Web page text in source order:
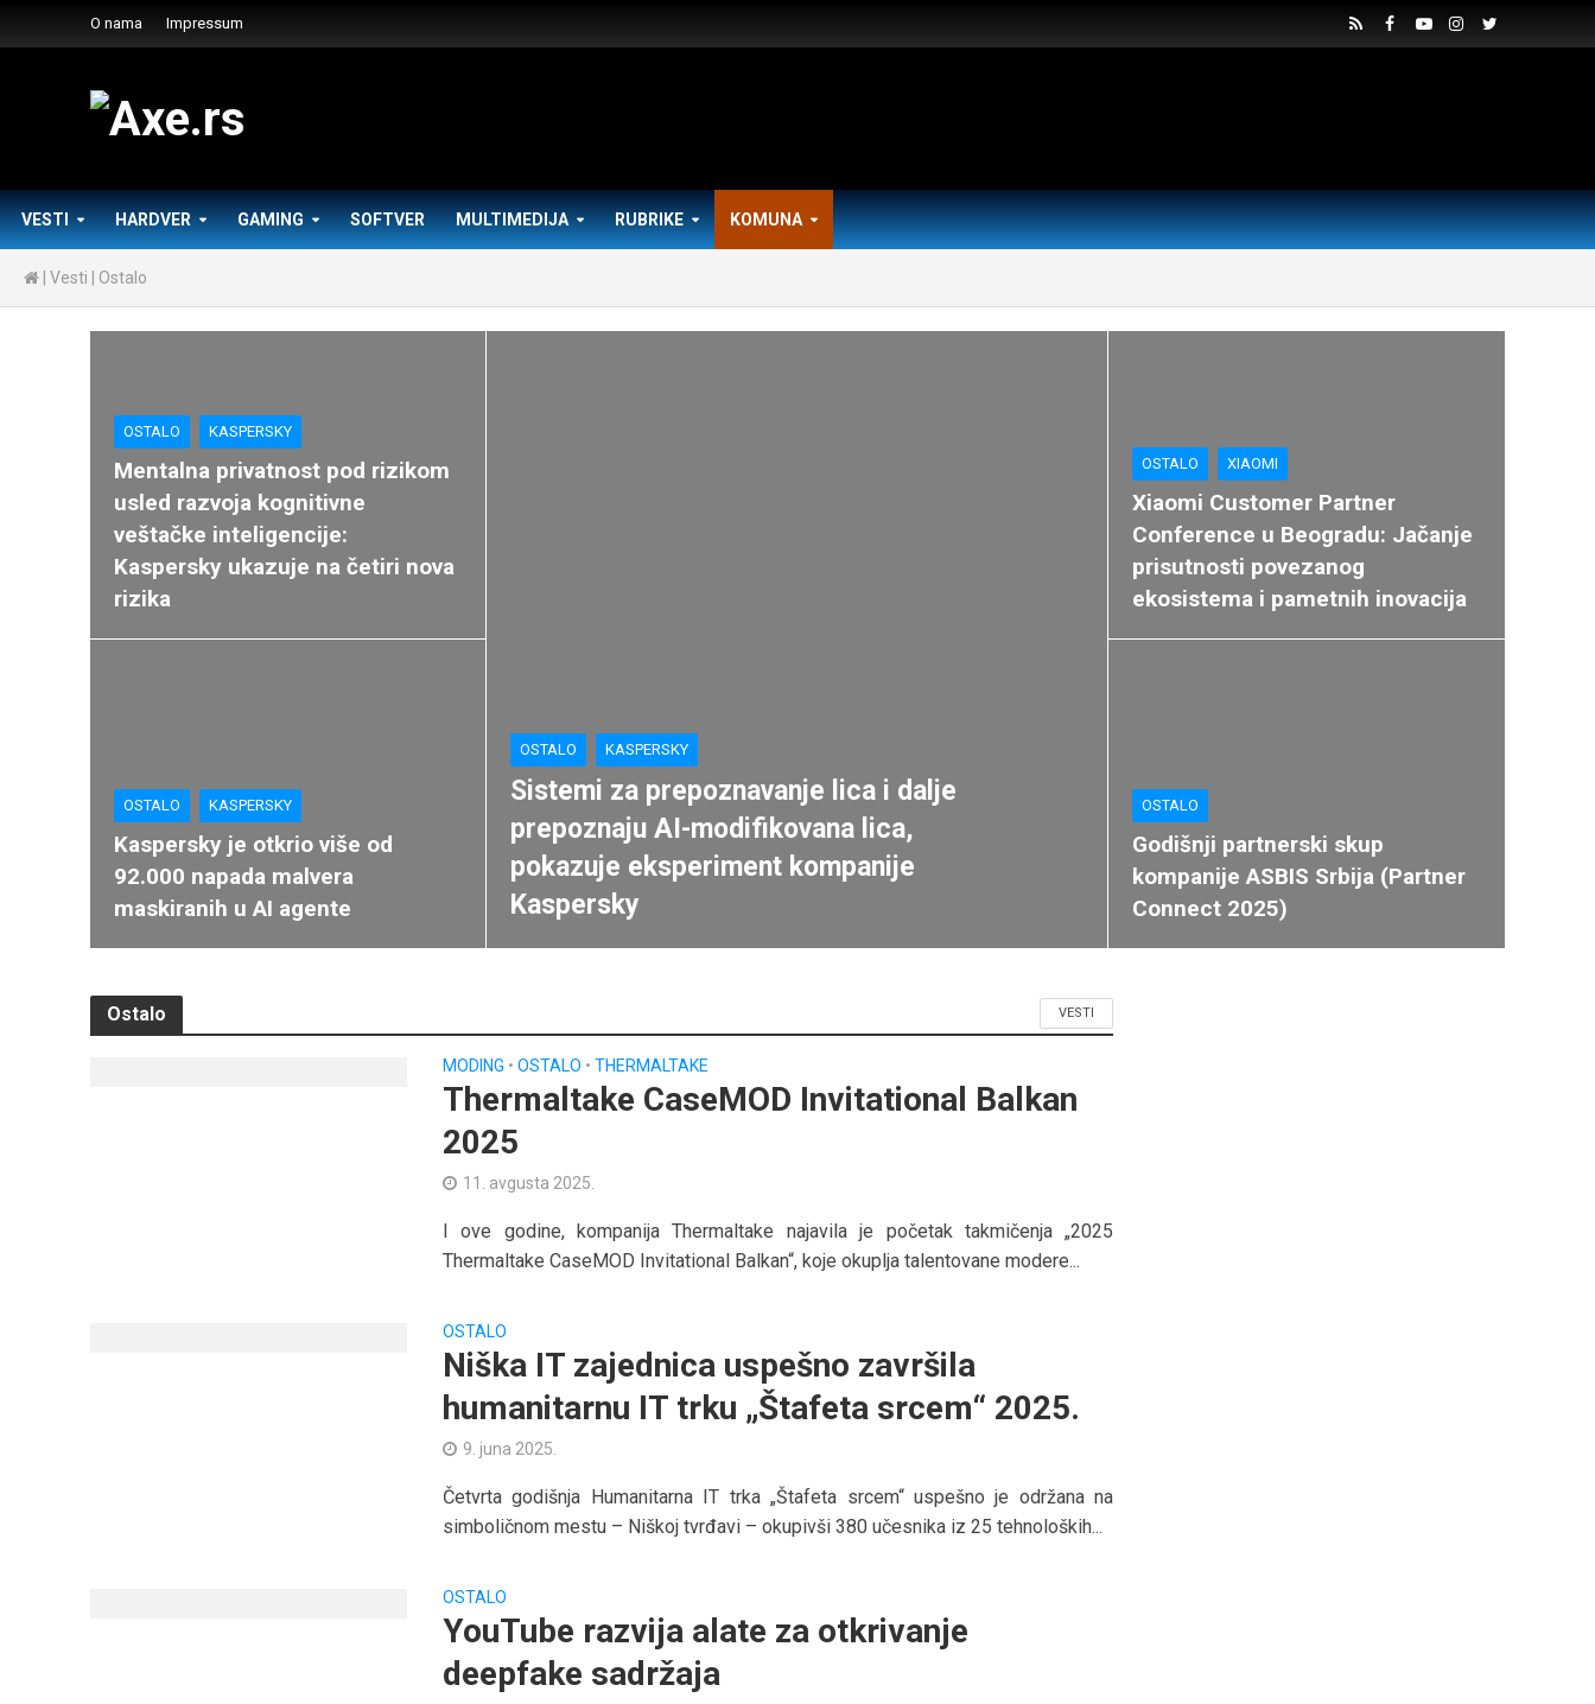
O nama Impressum
VESTI HARDVER GAMING SOFTVER MULTIMEDIJA RUBRIKE KOMUNA
Vesti Ostalo
OSTALO KASPERSKY
Sistemi za prepoznavanje lica i dalje
prepoznaju AI-modifikovana lica,
pokazuje eksperiment kompanije
Kaspersky
OSTALO KASPERSKY
Mentalna privatnost pod rizikom
usled razvoja kognitivne
veštačke inteligencije:
Kaspersky ukazuje na četiri nova
rizika
OSTALO KASPERSKY
Kaspersky je otkrio više od
92.000 napada malvera
maskiranih u AI agente
OSTALO XIAOMI
Xiaomi Customer Partner
Conference u Beogradu: Jačanje
prisutnosti povezanog
ekosistema i pametnih inovacija
OSTALO
Godišnji partnerski skup
kompanije ASBIS Srbija (Partner
Connect 2025)
Ostalo VESTI
MODING • OSTALO • THERMALTAKE
Thermaltake CaseMOD Invitational Balkan
2025
11. avgusta 2025.
I ove godine, kompanija Thermaltake najavila je početak takmičenja „2025
Thermaltake CaseMOD Invitational Balkan“, koje okuplja talentovane modere...
OSTALO
Niška IT zajednica uspešno završila
humanitarnu IT trku „Štafeta srcem“ 2025.
9. juna 2025.
Četvrta godišnja Humanitarna IT trka „Štafeta srcem“ uspešno je održana na
simboličnom mestu – Niškoj tvrđavi – okupivši 380 učesnika iz 25 tehnoloških...
OSTALO
YouTube razvija alate za otkrivanje
deepfake sadržaja